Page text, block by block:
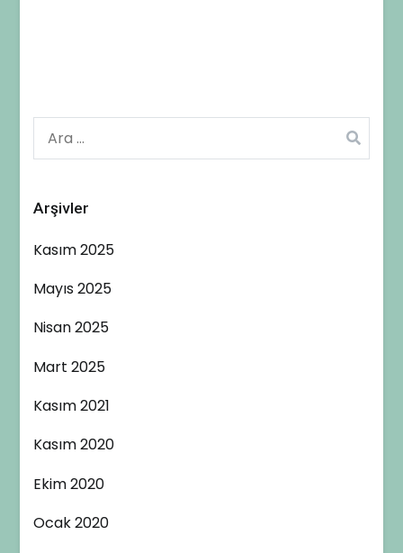
Arama:
Arşivler
Kasım 2025
Mayıs 2025
Nisan 2025
Mart 2025
Kasım 2021
Kasım 2020
Ekim 2020
Ocak 2020